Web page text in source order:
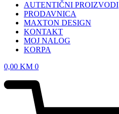
AUTENTIČNI PROIZVODI
PRODAVNICA
MAXTON DESIGN
KONTAKT
MOJ NALOG
KORPA
0,00 KM 0